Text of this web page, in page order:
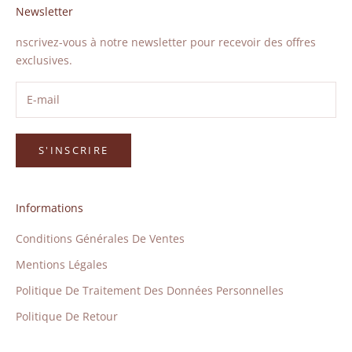
Newsletter
nscrivez-vous à notre newsletter pour recevoir des offres
exclusives.
S'INSCRIRE
Informations
Conditions Générales De Ventes
Mentions Légales
Politique De Traitement Des Données Personnelles
Politique De Retour